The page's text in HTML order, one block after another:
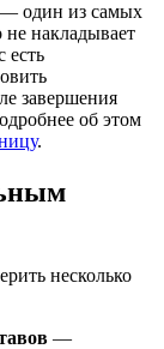
— один из самых
не накладывает
есть
завершения
об этом
.
несколько
—